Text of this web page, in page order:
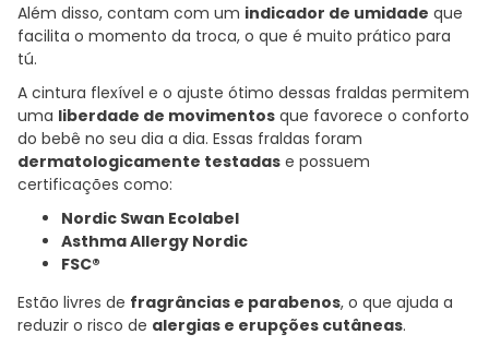
Além disso, contam com um indicador de umidade que
facilita o momento da troca, o que é muito prático para
tú.
A cintura flexível e o ajuste ótimo dessas fraldas permitem
uma liberdade de movimentos que favorece o conforto
do bebê no seu dia a dia. Essas fraldas foram
dermatologicamente testadas e possuem
certificações como:
Nordic Swan Ecolabel
Asthma Allergy Nordic
FSC®
Estão livres de fragrâncias e parabenos, o que ajuda a
reduzir o risco de alergias e erupções cutâneas.